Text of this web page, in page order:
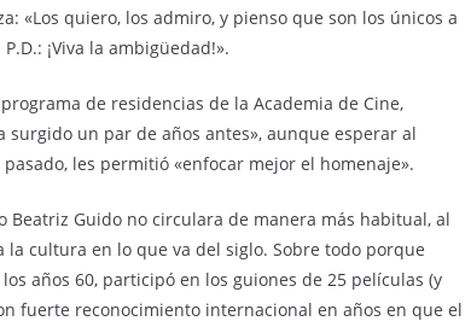
«Los quiero, los admiro, y pienso que son los únicos a
¡Viva la ambigüedad!».
de residencias de la Academia de Cine,
un par de años antes», aunque esperar al
les permitió «enfocar mejor el homenaje».
Guido no circulara de manera más habitual, al
cultura en lo que va del siglo. Sobre todo porque
años 60, participó en los guiones de 25 películas (y
fuerte reconocimiento internacional en años en que el